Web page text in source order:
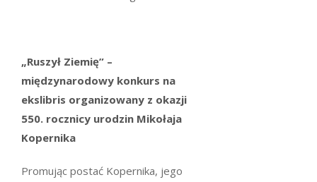
„Ruszył Ziemię” –
międzynarodowy konkurs na
ekslibris organizowany z okazji
550. rocznicy urodzin Mikołaja
Kopernika
Promując postać Kopernika, jego